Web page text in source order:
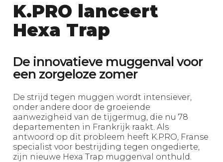
K.PRO lanceert
Hexa Trap
De innovatieve muggenval voor
een zorgeloze zomer
De strijd tegen muggen wordt intensiever,
onder andere door de groeiende
aanwezigheid van de tijgermug, die nu 78
departementen in Frankrijk raakt. Als
antwoord op dit probleem heeft K.PRO, Franse
specialist voor bestrijding tegen ongedierte,
zijn nieuwe Hexa Trap muggenval onthuld.